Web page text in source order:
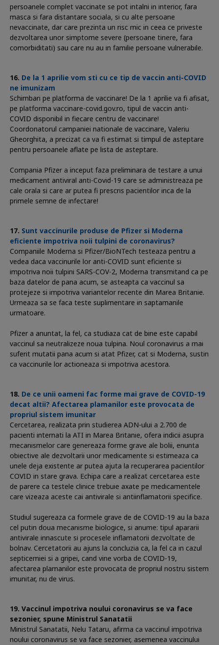
persoanele complet vaccinate se pot intalni in interior, fara
masca si fara distantare sociala, si cu alte persoane
nevaccinate, dar care prezinta un risc mic in ceea ce priveste
dezvoltarea unor simptome severe (persoane tinere, fara
comorbiditati) sau care nu au in familie persoane vulnerabile.
De la 1 aprilie vom sti cu ce tip de vaccin anti-COVID
ne imunizam
Schimbari pe platforma de vaccinare! De la 1 aprilie va fi afisat,
pe platforma vaccinare-covid.gov.ro, tipul de vaccin anti-
COVID disponibil in fiecare centru de vaccinare!
Coordonatorul campaniei nationale de vaccinare, Valeriu
Gheorghita, a precizat ca va fi estimat si timpul de asteptare
pentru persoanele aflate pe lista de asteptare.
Compania Pfizer a inceput faza preliminara de testare a unui
medicament antiviral anti-Covid-19 care se administreaza pe
cale orala si care ar putea fi prescris pacientilor inca de la
primele semne de infectare!
Sunt vaccinurile produse de Pfizer si Moderna
eficiente impotriva noii tulpini de coronavirus?
Companiile Moderna si Pfizer/BioNTech testeaza pentru a
vedea daca vaccinurile lor anti-COVID sunt eficiente si
impotriva noii tulpini SARS-COV-2, Moderna transmitand ca pe
baza datelor de pana acum, se asteapta ca vaccinul sa
protejeze si impotriva variantelor recente din Marea Britanie.
Urmeaza sa se faca teste suplimentare in saptamanile
urmatoare.
Pfizer a anuntat, la fel, ca studiaza cat de bine este capabil
vaccinul sa neutralizeze noua tulpina. Noul coronavirus a mai
suferit mutatii pana acum si atat Pfizer, cat si Moderna, sustin
ca vaccinurile lor actioneaza si impotriva acestora.
De ce unii oameni fac forme mai grave de COVID-19
decat altii? Afectarea plamanilor este provocata de
propriul sistem imunitar
Cercetarea, realizata prin studierea ADN-ului a 2.700 de
pacienti internati la ATI in Marea Britanie, ofera indicii asupra
mecanismelor care genereaza forme grave ale bolii, enunta
obiective ale dezvoltarii unor medicamente si estimeaza ca
unele deja existente ar putea ajuta la recuperarea pacientilor
COVID in stare grava. Echipa care a realizat cercetarea este
de parere ca testele clinice trebuie axate pe medicamentele
care vizeaza aceste cai antivirale si antiinflamatorii specifice.
Studiul sugereaza ca formele grave de de COVID-19 au la baza
cel putin doua mecanisme biologice, si anume: tipul apararii
antivirale innascute si procesele inflamatorii dezvoltate de
bolnav. Cercetatorii au ajuns la concluzia ca, la fel ca in cazul
septicemiei si a gripei, cand vine vorba de COVID-19,
afectarea plamanilor este provocata de propriul nostru sistem
imunitar, nu de virus.
Vaccinul impotriva noului coronavirus se va face
sezonier, spune Ministrul Sanatatii
Ministrul Sanatatii, Nelu Tataru, afirma ca vaccinul impotriva
noului coronavirus se va face sezonier, asemenea vaccinului